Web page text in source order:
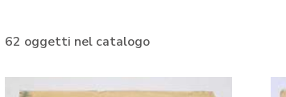
62 oggetti nel catalogo